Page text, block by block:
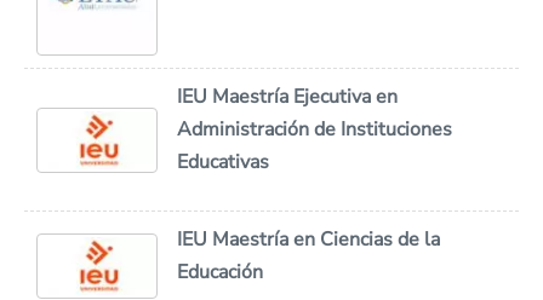
IEU Maestría Ejecutiva en
Administración de Instituciones
Educativas
IEU Maestría en Ciencias de la
Educación